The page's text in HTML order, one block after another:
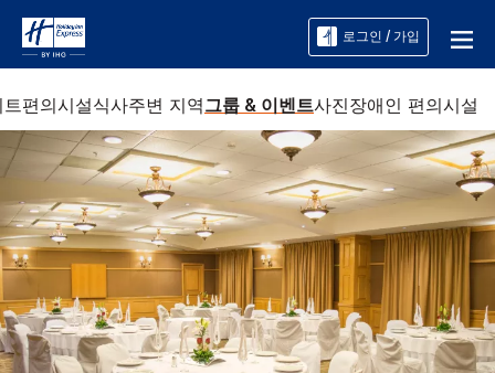
로그인 / 가입
편의시설식사주변 지역그룹 & 이벤트사진장애인 편의시설